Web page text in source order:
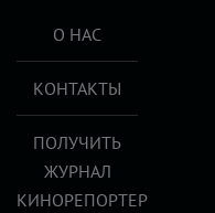
О НАС
КОНТАКТЫ
ПОЛУЧИТЬ
ЖУРНАЛ
КИНОРЕПОРТЕР